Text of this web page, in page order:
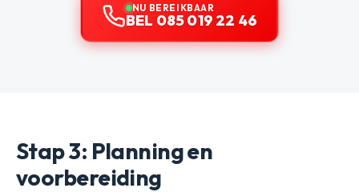
NU BEREIKBAAR
BEL 085 019 22 46
Stap 3: Planning en
voorbereiding